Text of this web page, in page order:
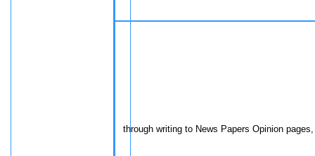
through writing to News Papers Opinion